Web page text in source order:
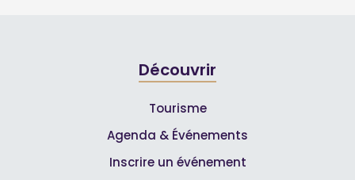
Découvrir
Tourisme
Agenda & Événements
Inscrire un événement